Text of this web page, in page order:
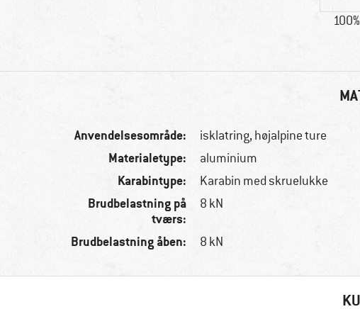
Anvendelsesområde: isklatring, højalpine ture
Materialetype: aluminium
Karabintype: Karabin med skruelukke
Brudbelastning på
tværs:
8 kN
Brudbelastning åben: 8 kN